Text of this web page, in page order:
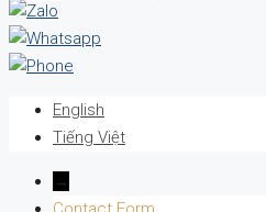
English
Tiếng Việt
→